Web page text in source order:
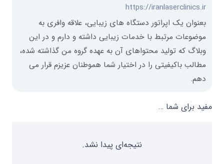
https://iranlaserclinics.ir
بعنوان یک اپراتور دستگاه های زیبایی، علاقه وافری به
موضوعات مرتبط با خدمات زیبایی داشته و دارم و در این
وبلاگ که تولید محتواهای آن به عهده گروه من گذاشته شده،
مطالب باکیفیتی را در اختیار شما هموطنان عزیزم قرار می
دهم.
مفید برای شما …
نتیجه‌ای پیدا نشد.